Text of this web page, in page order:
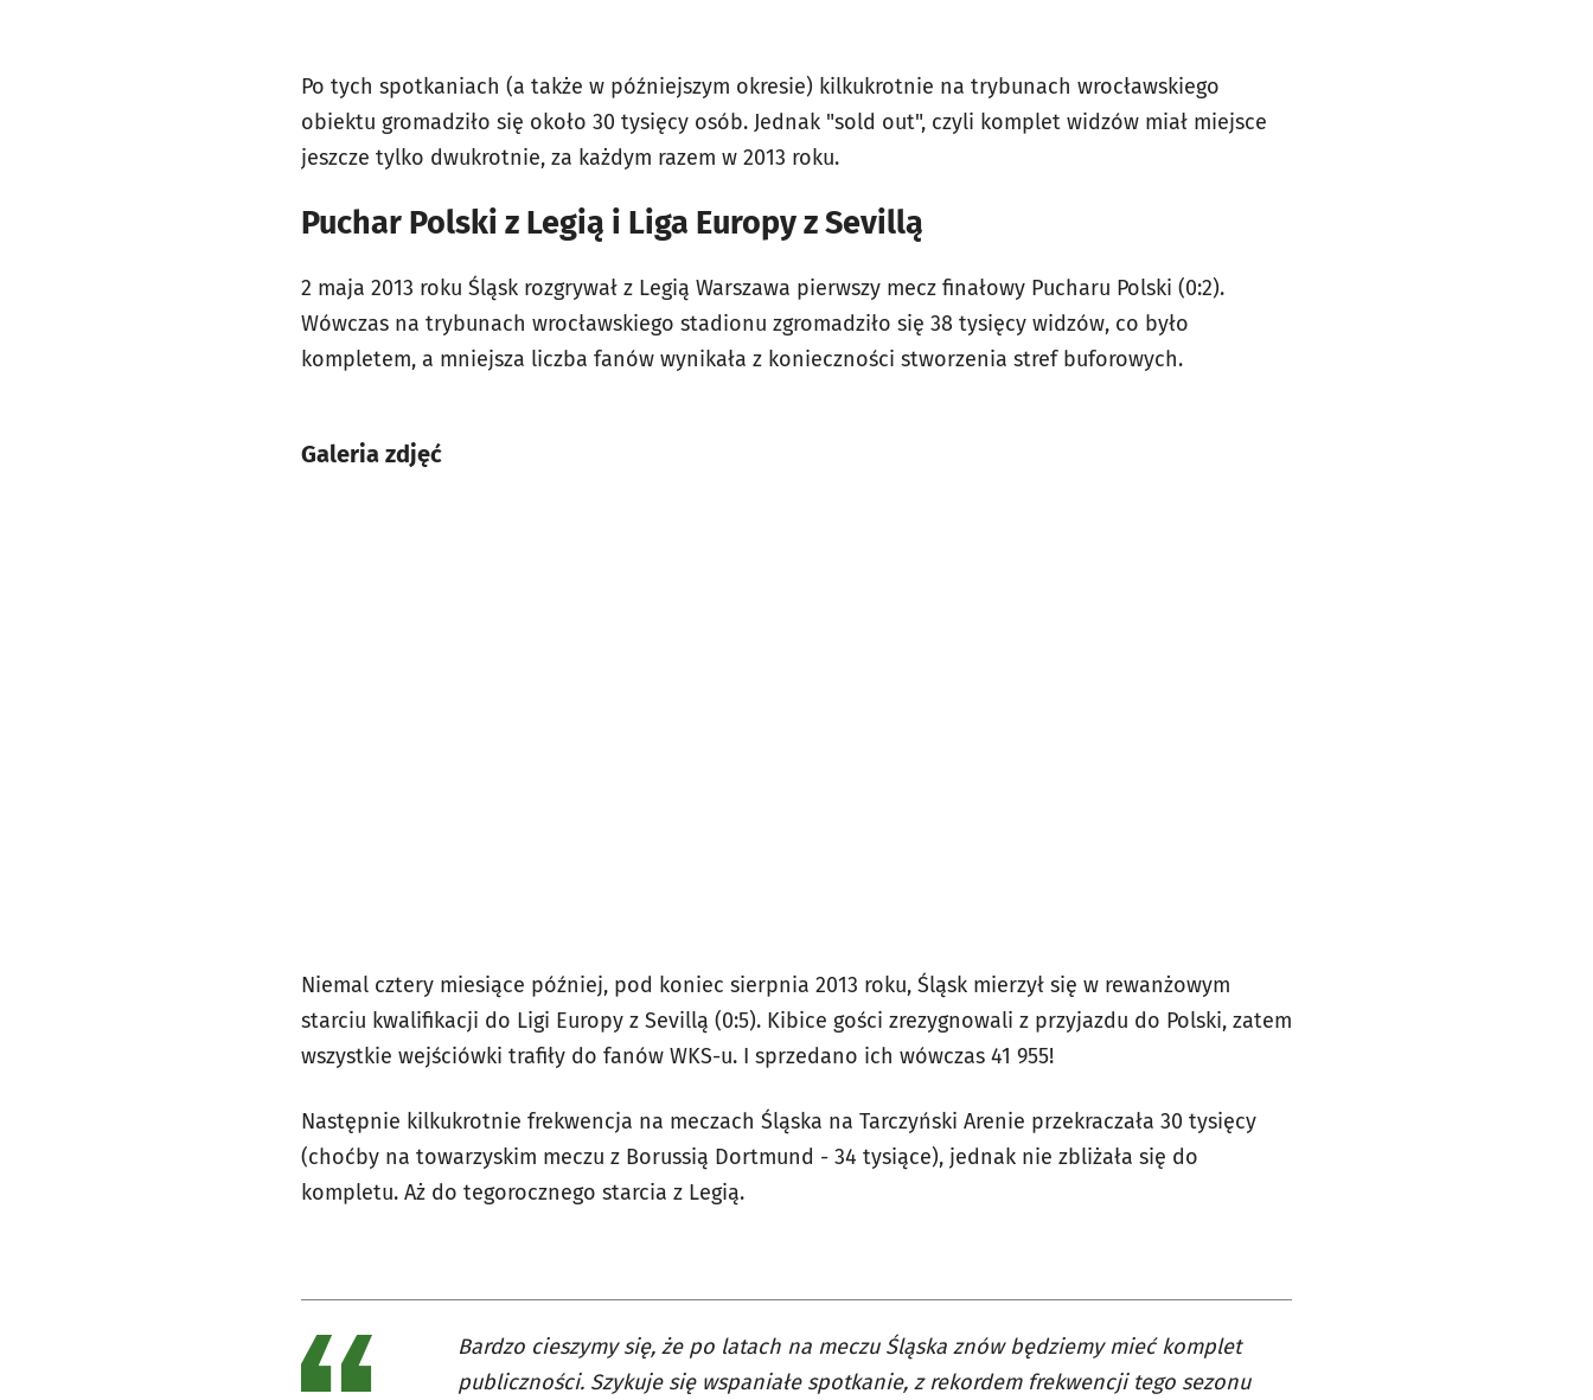
Po tych spotkaniach (a także w późniejszym okresie) kilkukrotnie na trybunach wrocławskiego
obiektu gromadziło się około 30 tysięcy osób. Jednak "sold out", czyli komplet widzów miał miejsce
jeszcze tylko dwukrotnie, za każdym razem w 2013 roku.
Puchar Polski z Legią i Liga Europy z Sevillą
2 maja 2013 roku Śląsk rozgrywał z Legią Warszawa pierwszy mecz finałowy Pucharu Polski (0:2).
Wówczas na trybunach wrocławskiego stadionu zgromadziło się 38 tysięcy widzów, co było
kompletem, a mniejsza liczba fanów wynikała z konieczności stworzenia stref buforowych.
Galeria zdjęć
Niemal cztery miesiące później, pod koniec sierpnia 2013 roku, Śląsk mierzył się w rewanżowym
starciu kwalifikacji do Ligi Europy z Sevillą (0:5). Kibice gości zrezygnowali z przyjazdu do Polski, zatem
wszystkie wejściówki trafiły do fanów WKS-u. I sprzedano ich wówczas 41 955!
Następnie kilkukrotnie frekwencja na meczach Śląska na Tarczyński Arenie przekraczała 30 tysięcy
(choćby na towarzyskim meczu z Borussią Dortmund - 34 tysiące), jednak nie zbliżała się do
kompletu. Aż do tegorocznego starcia z Legią.
Bardzo cieszymy się, że po latach na meczu Śląska znów będziemy mieć komplet
publiczności. Szykuje się wspaniałe spotkanie, z rekordem frekwencji tego sezonu